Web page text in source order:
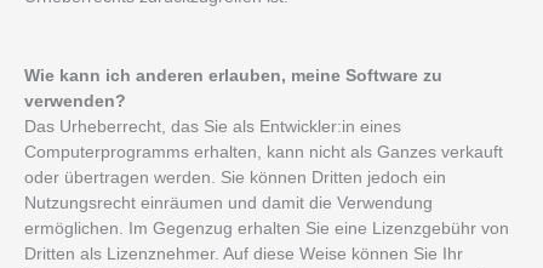
Wie kann ich anderen erlauben, meine Software zu
verwenden?
Das Urheberrecht, das Sie als Entwickler:in eines
Computerprogramms erhalten, kann nicht als Ganzes verkauft
oder übertragen werden. Sie können Dritten jedoch ein
Nutzungsrecht einräumen und damit die Verwendung
ermöglichen. Im Gegenzug erhalten Sie eine Lizenzgebühr von
Dritten als Lizenznehmer. Auf diese Weise können Sie Ihr